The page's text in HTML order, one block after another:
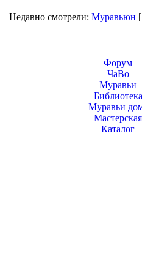
Недавно смотрели: Муравьюн
Форум
ЧаВо
Муравьи
Библиотека
Муравьи
Мастерская
Каталог